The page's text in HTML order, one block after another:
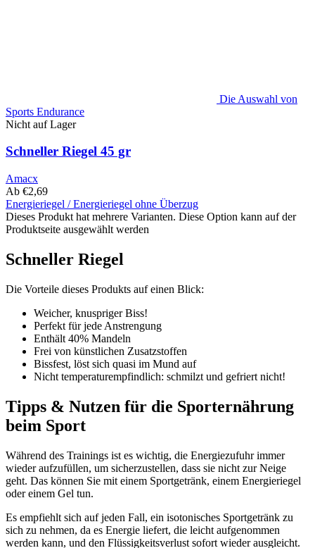
Die Auswahl von
Sports Endurance
Nicht auf Lager
Schneller Riegel 45 gr
Amacx
Ab €2,69
Energieriegel / Energieriegel ohne Überzug
Dieses Produkt hat mehrere Varianten. Diese Option kann auf der
Produktseite ausgewählt werden
Schneller Riegel
Die Vorteile dieses Produkts auf einen Blick:
Weicher, knuspriger Biss!
Perfekt für jede Anstrengung
Enthält 40% Mandeln
Frei von künstlichen Zusatzstoffen
Bissfest, löst sich quasi im Mund auf
Nicht temperaturempfindlich: schmilzt und gefriert nicht!
Tipps & Nutzen für die Sporternährung
beim Sport
Während des Trainings ist es wichtig, die Energiezufuhr immer
wieder aufzufüllen, um sicherzustellen, dass sie nicht zur Neige
geht. Das können Sie mit einem Sportgetränk, einem Energieriegel
oder einem Gel tun.
Es empfiehlt sich auf jeden Fall, ein isotonisches Sportgetränk zu
sich zu nehmen, da es Energie liefert, die leicht aufgenommen
werden kann, und den Flüssigkeitsverlust sofort wieder ausgleicht.